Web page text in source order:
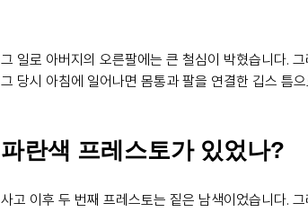
그 일로 아버지의 오른팔에는 큰 철심이 박혔습니다.
그 당시 아침에 일어나면 몸통과 팔을 연결한 깁스 틈
파란색 프레스토가 있었나?
사고 이후 두 번째 프레스토는 짙은 남색이었습니다.